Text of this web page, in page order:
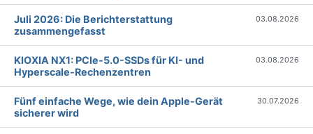
Juli 2026: Die Bericht­erstattung
zusammengefasst
03.08.2026
KIOXIA NX1: PCIe-5.0-SSDs für KI- und
Hyperscale-Rechenzentren
03.08.2026
Fünf einfache Wege, wie dein Apple-Gerät
sicherer wird
30.07.2026